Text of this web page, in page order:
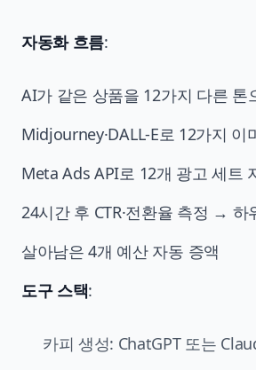
자동화 흐름:
AI가 같은 상품을 12가지 다른 톤
Midjourney·DALL-E로 12가지 이
Meta Ads API로 12개 광고 세트
24시간 후 CTR·전환율 측정 → 하
살아남은 4개 예산 자동 증액
도구 스택:
카피 생성: ChatGPT 또는